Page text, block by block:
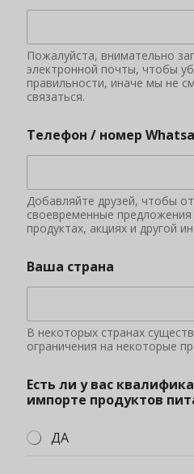
Пожалуйста, внимательно
электронной почты, чтобы
правильности, иначе мы не
связаться.
Телефон / номер
Добавляйте друзей, чтобы
своевременные
продуктах, акциях и другой
Ваша страна
В некоторых странах
ограничения на некоторые
Есть ли у вас
импорте продуктов
ДА